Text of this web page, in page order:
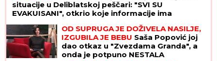
situacije u Deliblatskoj peščari: "SVI SU
EVAKUISANI", otkrio koje informacije ima
OD SUPRUGA JE DOŽIVELA NASILJE,
IZGUBILA JE BEBU Saša Popović joj
dao otkaz u "Zvezdama Granda", a
onda je potpuno NESTALA